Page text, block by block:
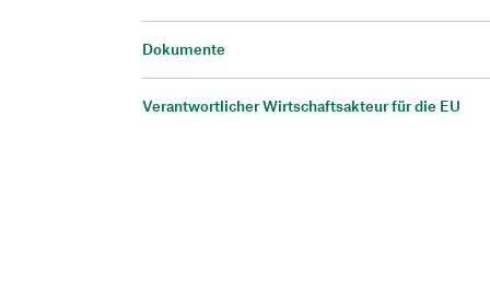
Dokumente
Verantwortlicher Wirtschaftsakteur für die EU